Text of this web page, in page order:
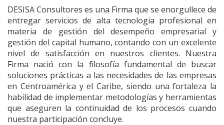
DESISA Consultores es una Firma que se enorgullece de
entregar servicios de alta tecnología profesional en
materia de gestión del desempeño empresarial y
gestión del capital humano, contando con un excelente
nivel de satisfacción en nuestros clientes. Nuestra
Firma nació con la filosofía fundamental de buscar
soluciones prácticas a las necesidades de las empresas
en Centroamérica y el Caribe, siendo una fortaleza la
habilidad de implementar metodologías y herramientas
que aseguren la continuidad de los procesos cuando
nuestra participación concluye.